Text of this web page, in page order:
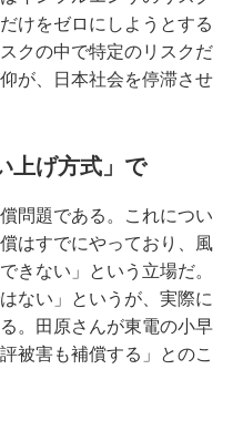
けをゼロにしようとする
クの中で特定のリスクだ
が、日本社会を停滞させ
上げ方式」で
問題である。これについ
はすでにやっており、風
きない」という立場だ。
ない」というが、実際に
。田原さんが東電の小早
被害も補償する」とのこ